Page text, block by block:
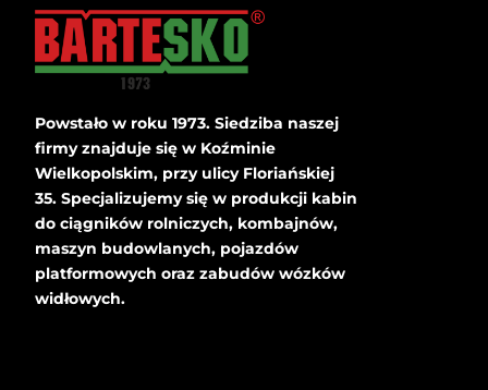
Powstało w roku 1973. Siedziba naszej
firmy znajduje się w Koźminie
Wielkopolskim, przy ulicy Floriańskiej
35. Specjalizujemy się w produkcji kabin
do ciągników rolniczych, kombajnów,
maszyn budowlanych, pojazdów
platformowych oraz zabudów wózków
widłowych.